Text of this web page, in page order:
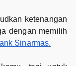
ketenangan
dengan memilih
Sinarmas.